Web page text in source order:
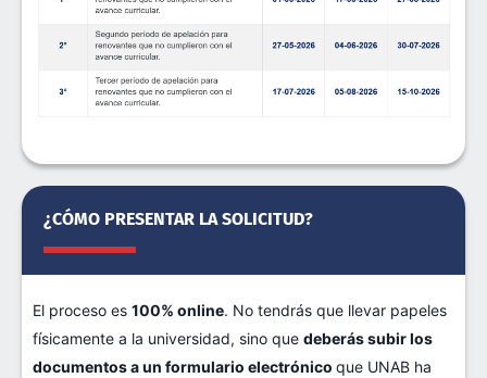
¿CÓMO PRESENTAR LA SOLICITUD?
El proceso es 100% online. No tendrás que llevar papeles
físicamente a la universidad, sino que deberás subir los
documentos a un formulario electrónico que UNAB ha